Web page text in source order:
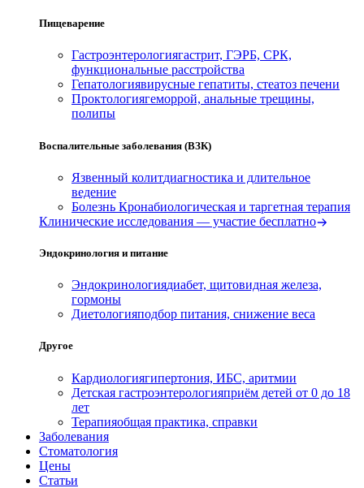
Пищеварение
Гастроэнтерологиягастрит, ГЭРБ, СРК,
функциональные расстройства
Гепатологиявирусные гепатиты, стеатоз печени
Проктологиягеморрой, анальные трещины,
полипы
Воспалительные заболевания (ВЗК)
Язвенный колитдиагностика и длительное
ведение
Болезнь Кронабиологическая и таргетная терапия
Клинические исследования — участие бесплатно
Эндокринология и питание
Эндокринологиядиабет, щитовидная железа,
гормоны
Диетологияподбор питания, снижение веса
Другое
Кардиологиягипертония, ИБС, аритмии
Детская гастроэнтерологияприём детей от 0 до 18
лет
Терапияобщая практика, справки
Заболевания
Стоматология
Цены
Статьи